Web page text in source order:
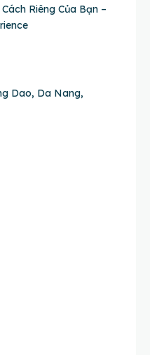
Riêng Của Bạn –
Dao, Da Nang,